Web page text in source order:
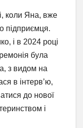
коли Яна, вже
підприємця.
і в 2024 році
була
з видом на
в інтерв’ю,
до нової
і